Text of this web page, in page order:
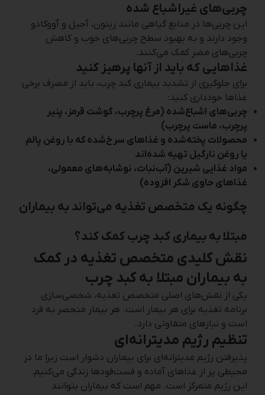
چربی‌های غیراشباع شده
این چربی‌ها در منابع گیاهی مانند زیتون، آجیل و آووکادو
وجود دارند و به بهبود سطح چربی‌های خوب و کاهش
چربی‌های مضر کمک می‌کنند.
غذاهایی که باید از آنها پرهیز کنید
برای جلوگیری از تشدید بیماری کبد چرب، باید از مصرف برخی
غذاها خودداری کنید:
چربی‌های اشباع‌شده (مرغ پرچرب، گوشت قرمز، پنیر
پرچرب، ماست پرچرب)
محصولات پخته‌شده و غذاهای سرخ‌شده که با روغن پالم
یا روغن نارگیل تهیه شده‌اند
مواد غذایی شیرین (آب‌نبات، نوشابه‌های معمولی،
غذاهای حاوی شکر افزوده)
چگونه یک متخصص تغذیه می‌تواند به بیماران
مبتلا به بیماری کبد چرب کمک کند؟
نقش کلیدی متخصص تغذیه در کمک
به بیماران مبتلا به کبد چرب
یکی از نقش‌های اصلی متخصص تغذیه، شخصی‌سازی
برنامه تغذیه برای هر بیمار است. هر بیمار منحصر به فرد
است و نیازهای متفاوتی دارد.
تنظیم رژیم مدیترانه‌ای
پذیرفتن رژیم مدیترانه‌ای برای بیماران دشوار است زیرا ما در
محیطی پر از غذاهای آماده و فست‌فودها زندگی می‌کنیم.
این رژیم متمرکز است. مهم است که بیماران بتوانند